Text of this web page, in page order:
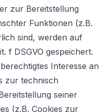
zur Bereitstellung
Funktionen (z.B.
sind, werden auf
f DSGVO gespeichert.
Interesse an
zur technisch
seiner
(z.B. Cookies zur